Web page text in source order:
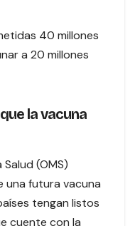
40 millones
a 20 millones
la vacuna
(OMS)
una futura vacuna
tengan listos
cuente con la